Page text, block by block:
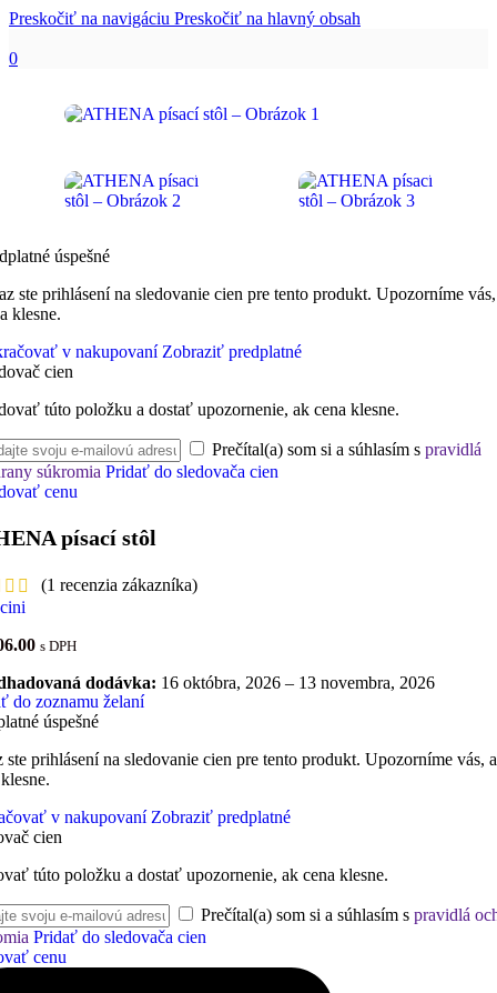
Preskočiť na navigáciu Preskočiť na hlavný obsah
0
úspešné
ste prihlásení na sledovanie cien pre tento produkt. Upozorníme
klesne.
v nakupovaní Zobraziť predplatné
cien
túto položku a dostať upozornenie, ak cena klesne.
Prečítal(a) som si a súhlasím s pravidlá
súkromia Pridať do sledovača cien
cenu
písací stôl
(1 recenzia zákazníka)
s DPH
dodávka: 16 októbra, 2026 – 13 novembra, 2026
do zoznamu želaní
úspešné
ste prihlásení na sledovanie cien pre tento produkt. Upozorníme vás,
v nakupovaní Zobraziť predplatné
cien
túto položku a dostať upozornenie, ak cena klesne.
Prečítal(a) som si a súhlasím s pravidlá
Pridať do sledovača cien
cenu